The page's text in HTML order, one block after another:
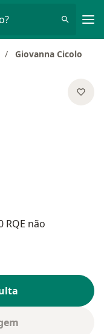
Giovanna Cicolo
RQE não